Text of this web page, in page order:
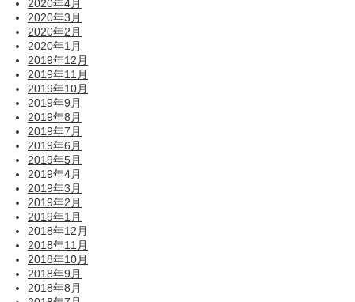
2020年4月
2020年3月
2020年2月
2020年1月
2019年12月
2019年11月
2019年10月
2019年9月
2019年8月
2019年7月
2019年6月
2019年5月
2019年4月
2019年3月
2019年2月
2019年1月
2018年12月
2018年11月
2018年10月
2018年9月
2018年8月